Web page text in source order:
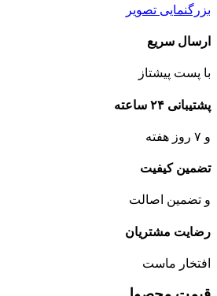
بزرگنمایی تصویر
ارسال سریع
با پست پیشتاز
پشتیبانی ۲۴ ساعته
و ۷ روز هفته
تضمین کیفیت
و تضمین اصالت
رضایت مشتریان
افتخار ماست